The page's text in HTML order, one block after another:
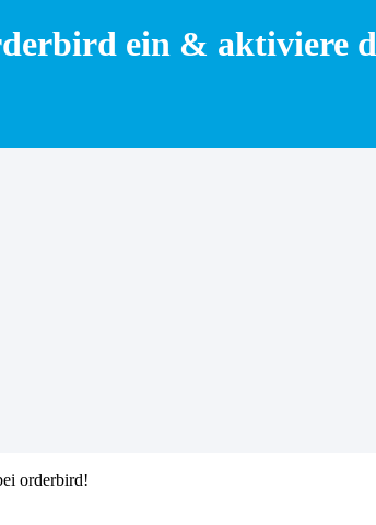
ein & aktiviere
orderbird!